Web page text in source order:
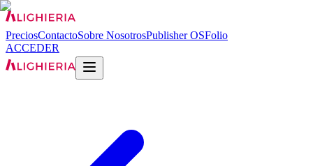
PreciosContactoSobre NosotrosPublisher OSFolio
ACCEDER